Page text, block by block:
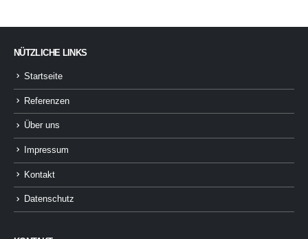
NÜTZLICHE LINKS
Startseite
Referenzen
Über uns
Impressum
Kontakt
Datenschutz